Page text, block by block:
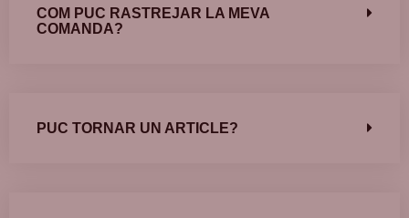
COM PUC RASTREJAR LA MEVA
COMANDA?
PUC TORNAR UN ARTICLE?